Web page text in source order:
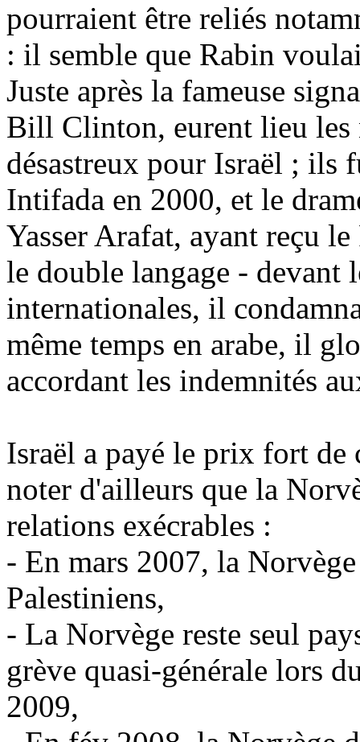
pourraient être reliés
: il semble que Rabin
Juste après la fameuse
Bill Clinton, eurent lieu les
désastreux pour Israël ; ils
Intifada en 2000, et le
Yasser Arafat, ayant reçu
le double langage - devant
internationales, il
même temps en arabe, il
accordant les indemnités
Israël a payé le prix fort de
noter d'ailleurs que la
relations exécrables :
- En mars 2007, la
Palestiniens,
- La Norvège reste seul
grève quasi-générale lors
2009,